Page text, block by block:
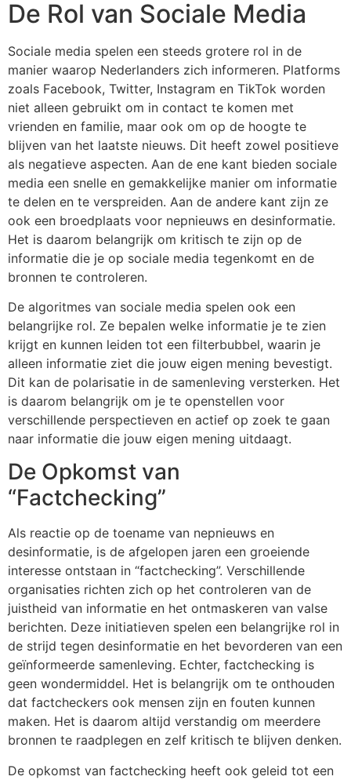
De Rol van Sociale Media
Sociale media spelen een steeds grotere rol in de
manier waarop Nederlanders zich informeren. Platforms
zoals Facebook, Twitter, Instagram en TikTok worden
niet alleen gebruikt om in contact te komen met
vrienden en familie, maar ook om op de hoogte te
blijven van het laatste nieuws. Dit heeft zowel positieve
als negatieve aspecten. Aan de ene kant bieden sociale
media een snelle en gemakkelijke manier om informatie
te delen en te verspreiden. Aan de andere kant zijn ze
ook een broedplaats voor nepnieuws en desinformatie.
Het is daarom belangrijk om kritisch te zijn op de
informatie die je op sociale media tegenkomt en de
bronnen te controleren.
De algoritmes van sociale media spelen ook een
belangrijke rol. Ze bepalen welke informatie je te zien
krijgt en kunnen leiden tot een filterbubbel, waarin je
alleen informatie ziet die jouw eigen mening bevestigt.
Dit kan de polarisatie in de samenleving versterken. Het
is daarom belangrijk om je te openstellen voor
verschillende perspectieven en actief op zoek te gaan
naar informatie die jouw eigen mening uitdaagt.
De Opkomst van
“Factchecking”
Als reactie op de toename van nepnieuws en
desinformatie, is de afgelopen jaren een groeiende
interesse ontstaan in “factchecking”. Verschillende
organisaties richten zich op het controleren van de
juistheid van informatie en het ontmaskeren van valse
berichten. Deze initiatieven spelen een belangrijke rol in
de strijd tegen desinformatie en het bevorderen van een
geïnformeerde samenleving. Echter, factchecking is
geen wondermiddel. Het is belangrijk om te onthouden
dat factcheckers ook mensen zijn en fouten kunnen
maken. Het is daarom altijd verstandig om meerdere
bronnen te raadplegen en zelf kritisch te blijven denken.
De opkomst van factchecking heeft ook geleid tot een